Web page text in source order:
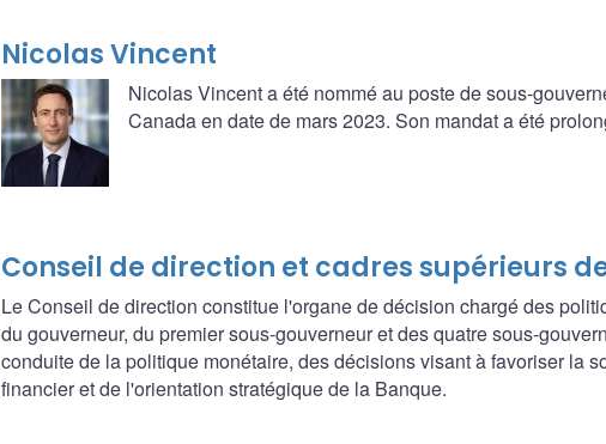
Nicolas Vincent
Nicolas Vincent a été nommé au poste de sous-
Canada en date de mars 2023. Son mandat a été
Conseil de direction et cadres supérieurs
Le Conseil de direction constitue l'organe de décision chargé des
du gouverneur, du premier sous-gouverneur et des quatre sous-
conduite de la politique monétaire, des décisions visant à favoriser la
financier et de l'orientation stratégique de la Banque.